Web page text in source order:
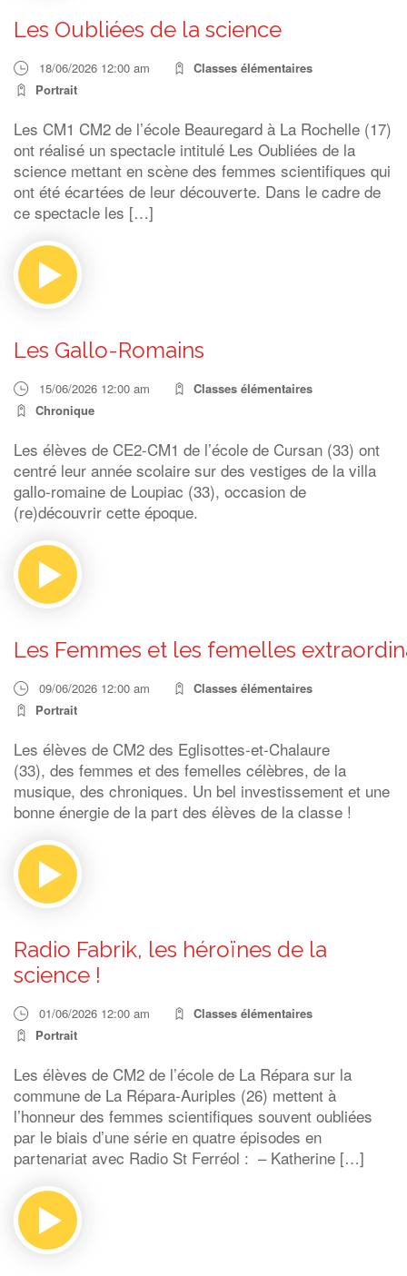
Les Oubliées de la science
18/06/2026 12:00 am
Classes élémentaires
Portrait
Les CM1 CM2 de l’école Beauregard à La Rochelle (17)
ont réalisé un spectacle intitulé Les Oubliées de la
science mettant en scène des femmes scientifiques qui
ont été écartées de leur découverte. Dans le cadre de
ce spectacle les […]
Les Gallo-Romains
15/06/2026 12:00 am
Classes élémentaires
Chronique
Les élèves de CE2-CM1 de l’école de Cursan (33) ont
centré leur année scolaire sur des vestiges de la villa
gallo-romaine de Loupiac (33), occasion de
(re)découvrir cette époque.
Les Femmes et les femelles
09/06/2026 12:00 am
Classes élémentaires
Portrait
Les élèves de CM2 des Eglisottes-et-Chalaure
(33), des femmes et des femelles célèbres, de la
musique, des chroniques. Un bel investissement et une
bonne énergie de la part des élèves de la classe !
Radio Fabrik, les héroïnes de la
science !
01/06/2026 12:00 am
Classes élémentaires
Portrait
Les élèves de CM2 de l’école de La Répara sur la
commune de La Répara-Auriples (26) mettent à
l’honneur des femmes scientifiques souvent oubliées
par le biais d’une série en quatre épisodes en
partenariat avec Radio St Ferréol : – Katherine […]